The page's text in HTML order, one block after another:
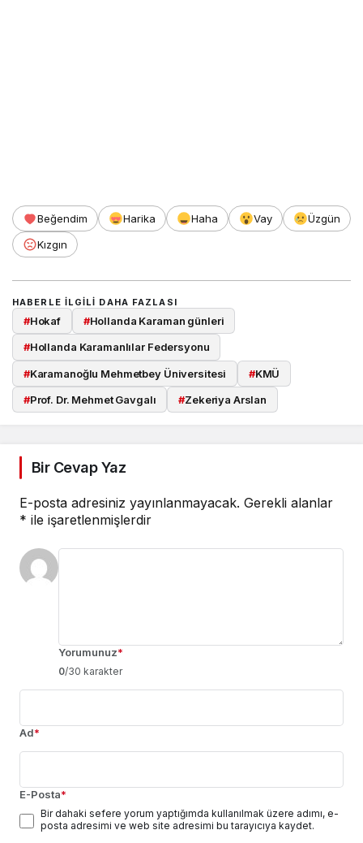
Beğendim Harika Haha Vay
Üzgün
Kızgın
HABERLE ILGILI DAHA FAZLASI
#Hokaf #Hollanda Karaman günleri
#Hollanda Karamanlılar Federsyonu
#Karamanoğlu Mehmetbey Üniversitesi #KMÜ
#Prof. Dr. Mehmet Gavgalı #Zekeriya Arslan
Bir Cevap Yaz
E-posta adresiniz yayınlanmayacak. Gerekli alanlar
* ile işaretlenmişlerdir
Yorumunuz*
0/30 karakter
Ad*
E-Posta*
Bir dahaki sefere yorum yaptığımda kullanılmak üzere adımı, e-
posta adresimi ve web site adresimi bu tarayıcıya kaydet.